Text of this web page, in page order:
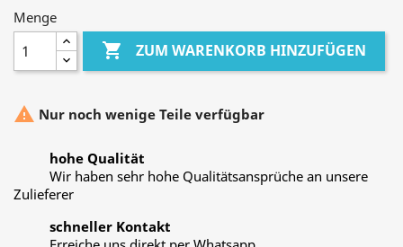
Menge
 ZUM WARENKORB HINZUFÜGEN
 Nur noch wenige Teile verfügbar
hohe Qualität
Wir haben sehr hohe Qualitätsansprüche an unsere
Zulieferer
schneller Kontakt